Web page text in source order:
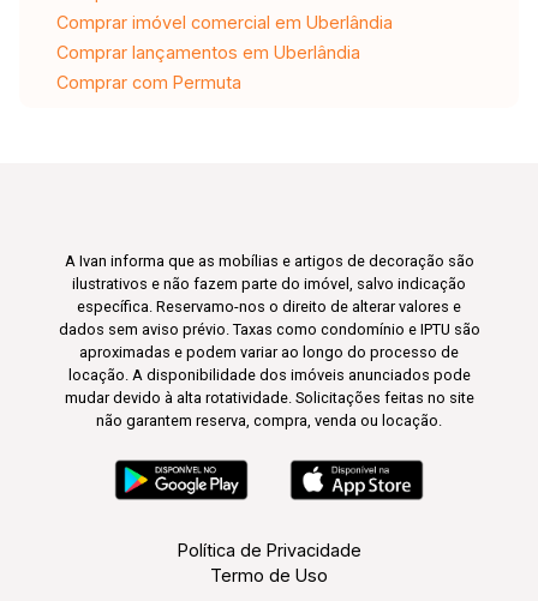
Comprar imóvel comercial em Uberlândia
Comprar lançamentos em Uberlândia
Comprar com Permuta
A Ivan informa que as mobílias e artigos de decoração são
ilustrativos e não fazem parte do imóvel, salvo indicação
específica. Reservamo-nos o direito de alterar valores e
dados sem aviso prévio. Taxas como condomínio e IPTU são
aproximadas e podem variar ao longo do processo de
locação. A disponibilidade dos imóveis anunciados pode
mudar devido à alta rotatividade. Solicitações feitas no site
não garantem reserva, compra, venda ou locação.
Política de Privacidade
Termo de Uso